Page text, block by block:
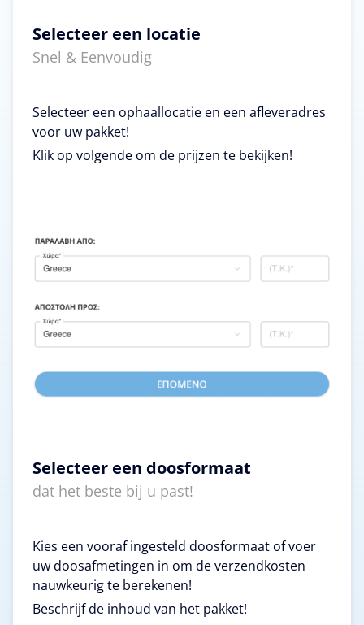
Selecteer een locatie
Snel & Eenvoudig
Selecteer een ophaallocatie en een afleveradres
voor uw pakket!
Klik op volgende om de prijzen te bekijken!
Selecteer een doosformaat
dat het beste bij u past!
Kies een vooraf ingesteld doosformaat of voer
uw doosafmetingen in om de verzendkosten
nauwkeurig te berekenen!
Beschrijf de inhoud van het pakket!